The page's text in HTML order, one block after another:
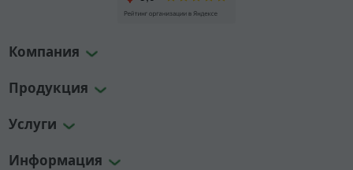
Компания
Продукция
Услуги
Информация